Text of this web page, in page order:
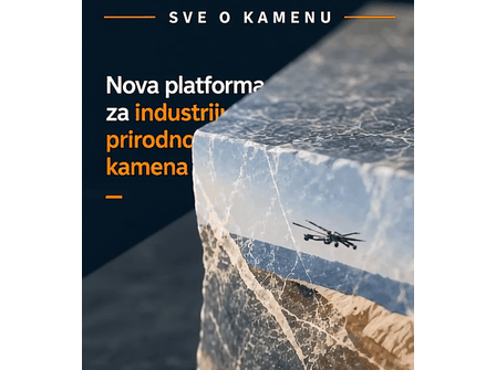
ROSA i SCHUNK podižu proizvodnju
Detekcija različitih oblika